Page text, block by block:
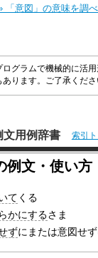
「意図」の意味を調
ログラムで機械的に活
ります。ご了承くださ
用例辞書 索引
例文・使い方
て くる
かにするさま
ずにまたは意図せず